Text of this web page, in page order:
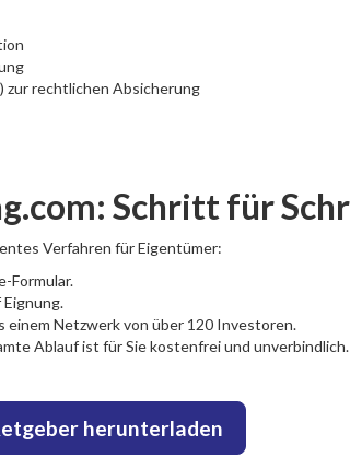
zur rechtlichen Absicherung
Schritt für
Verfahren für Eigentümer:
Formular.
einem Netzwerk von über 120 Investoren.
Ablauf ist für Sie kostenfrei und unverbindlich.
herunterladen